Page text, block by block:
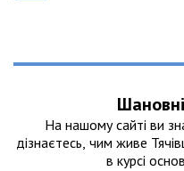
На нашому сайтi ви
дізнаєтесь, чим живе Тячівщина сьогодні та завжди будете
в курсі